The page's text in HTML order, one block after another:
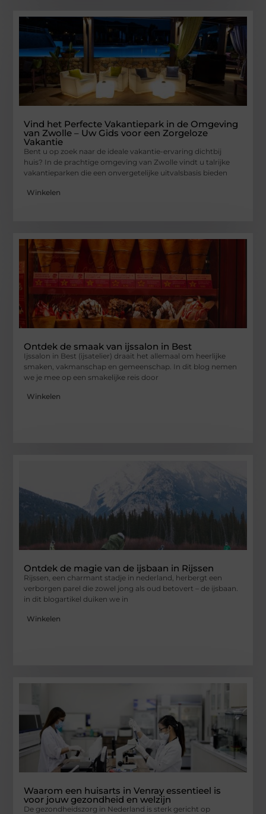
Vind het Perfecte Vakantiepark in de Omgeving
van Zwolle – Uw Gids voor een Zorgeloze
Vakantie
Bent u op zoek naar de ideale vakantie-ervaring dichtbij
huis? In de prachtige omgeving van Zwolle vindt u talrijke
vakantieparken die een onvergetelijke uitvalsbasis bieden
Winkelen
Ontdek de smaak van ijssalon in Best
Ijssalon in Best (ijsatelier) draait het allemaal om heerlijke
smaken, vakmanschap en gemeenschap. In dit blog nemen
we je mee op een smakelijke reis door
Winkelen
Ontdek de magie van de ijsbaan in Rijssen
Rijssen, een charmant stadje in nederland, herbergt een
verborgen parel die zowel jong als oud betovert – de ijsbaan.
in dit blogartikel duiken we in
Winkelen
Waarom een huisarts in Venray essentieel is
voor jouw gezondheid en welzijn
De gezondheidszorg in Nederland is sterk gericht op